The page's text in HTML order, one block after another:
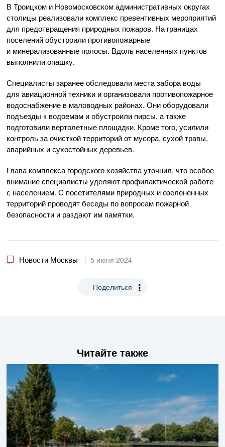
В Троицком и Новомосковском административных округах
столицы реализовали комплекс превентивных мероприятий
для предотвращения природных пожаров. На границах
поселений обустроили противопожарные
и минерализованные полосы. Вдоль населенных пунктов
выполнили опашку.
Специалисты заранее обследовали места забора воды
для авиационной техники и организовали противопожарное
водоснабжение в маловодных районах. Они оборудовали
подъезды к водоемам и обустроили пирсы, а также
подготовили вертолетные площадки. Кроме того, усилили
контроль за очисткой территорий от мусора, сухой травы,
аварийных и сухостойных деревьев.
Глава комплекса городского хозяйства уточнил, что особое
внимание специалисты уделяют профилактической работе
с населением. С посетителями природных и озелененных
территорий проводят беседы по вопросам пожарной
безопасности и раздают им памятки.
Новости Москвы 5 июня 2024
Поделиться
Читайте также